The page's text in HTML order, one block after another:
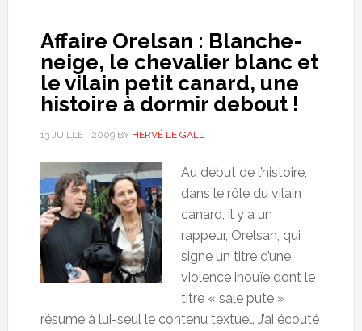
Affaire Orelsan : Blanche-
neige, le chevalier blanc et
le vilain petit canard, une
histoire à dormir debout !
13 JUILLET 2009BY HERVÉ LE GALL
Au début de l’histoire,
dans le rôle du vilain
canard, il y a un
rappeur, Orelsan, qui
signe un titre d’une
violence inouïe dont le
titre « sale pute »
résume à lui-seul le contenu textuel. J’ai écouté